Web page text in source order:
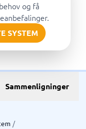
og få
SYSTEM
Sammenligninger
/